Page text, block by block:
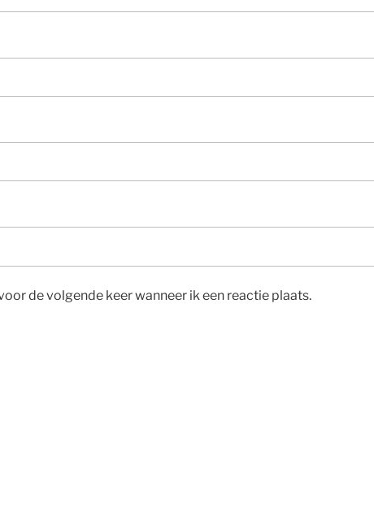
de volgende keer wanneer ik een reactie plaats.